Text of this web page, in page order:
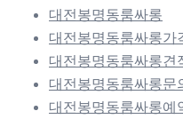
대전봉명동룸싸롱
대전봉명동룸싸롱가
대전봉명동룸싸롱견
대전봉명동룸싸롱문
대전봉명동룸싸롱예